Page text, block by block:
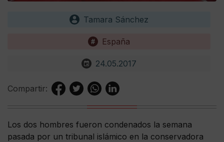
Tamara Sánchez
España
24.05.2017
Compartir:
Los dos hombres fueron condenados la semana
pasada por un tribunal islámico en la conservadora